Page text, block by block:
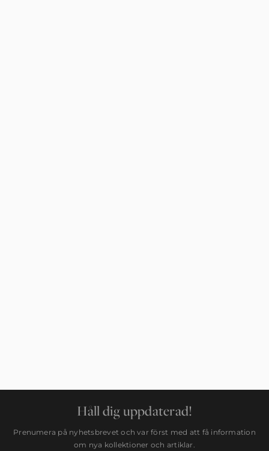
Håll dig uppdaterad!
Prenumera på nyhetsbrevet och var först med att få information
om nya kollektioner och artiklar.